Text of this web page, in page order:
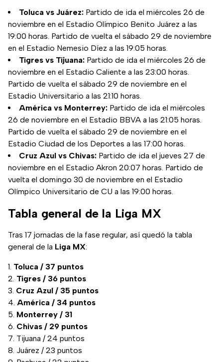
Toluca vs Juárez: Partido de ida el miércoles 26 de
noviembre en el Estadio Olímpico Benito Juárez a las
19:00 horas. Partido de vuelta el sábado 29 de noviembre
en el Estadio Nemesio Díez a las 19:05 horas.
Tigres vs Tijuana: Partido de ida el miércoles 26 de
noviembre en el Estadio Caliente a las 23:00 horas.
Partido de vuelta el sábado 29 de noviembre en el
Estadio Universitario a las 21:10 horas.
América vs Monterrey: Partido de ida el miércoles
26 de noviembre en el Estadio BBVA a las 21:05 horas.
Partido de vuelta el sábado 29 de noviembre en el
Estadio Ciudad de los Deportes a las 17:00 horas.
Cruz Azul vs Chivas: Partido de ida el jueves 27 de
noviembre en el Estadio Akron 20:07 horas. Partido de
vuelta el domingo 30 de noviembre en el Estadio
Olímpico Universitario de CU a las 19:00 horas.
Tabla general de la Liga MX
Tras 17 jornadas de la fase regular, así quedó la tabla
general de la Liga MX:
Toluca / 37 puntos
Tigres / 36 puntos
Cruz Azul / 35 puntos
América / 34 puntos
Monterrey / 31
Chivas / 29 puntos
Tijuana / 24 puntos
Juárez / 23 puntos